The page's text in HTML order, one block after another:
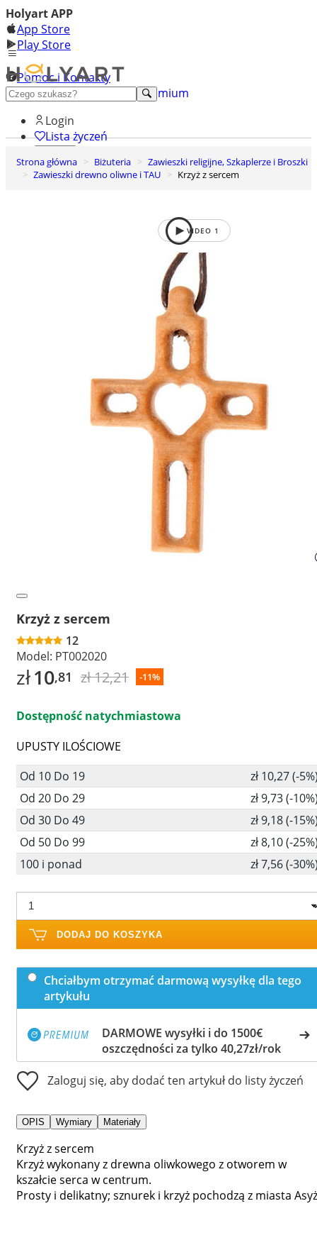
Holyart APP
App Store
Play Store
Pomoc i Kontakty
+48 222 922 860
Odkryj premium
Login
Lista życzeń
0
Koszyk
Strona główna Biżuteria
Zawieszki religijne, Szkaplerze i Broszki
Zawieszki drewno oliwne i TAU
Krzyż z sercem
VIDEO 1
Krzyż z sercem
12
Model: PT002020
zł10,81 zł 12,21 -11%
Dostępność natychmiastowa
UPUSTY ILOŚCIOWE
Od 10 Do 19
zł 10,27 (-
Od 20 Do 29
zł 9,73 (-
Od 30 Do 49
zł 9,18 (-
Od 50 Do 99
zł 8,10 (-
100 i ponad
zł 7,56 (-
DODAJ DO KOSZYKA
Chciałbym otrzymać darmową wysyłkę dla tego
artykułu
DARMOWE wysyłki i do 1500€
oszczędności za tylko 40,27zł/rok
Zaloguj się, aby dodać ten artykuł do listy życzeń
OPIS Wymiary Materiały
Krzyż z sercem
Krzyż wykonany z drewna oliwkowego z otworem w
kszałcie serca w centrum.
Prosty i delikatny; sznurek i krzyż pochodzą z miasta